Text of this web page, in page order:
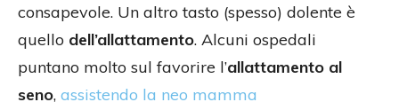
consapevole. Un altro tasto (spesso) dolente è
quello dell’allattamento. Alcuni ospedali
puntano molto sul favorire l’allattamento al
seno, assistendo la neo mamma